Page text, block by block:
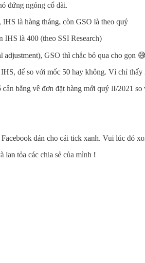
đứng ngóng cổ dài.
là hàng tháng, còn GSO là theo quý
IHS là 400 (theo SSI Research)
GSO thì chắc bỏ qua cho gọn 😅
để so với mốc 50 hay không. Vì chỉ thấy
bằng về đơn đặt hàng mới quý II/2021
dán cho cái tick xanh. Vui lúc đó
lan tỏa các chia sẻ của mình !